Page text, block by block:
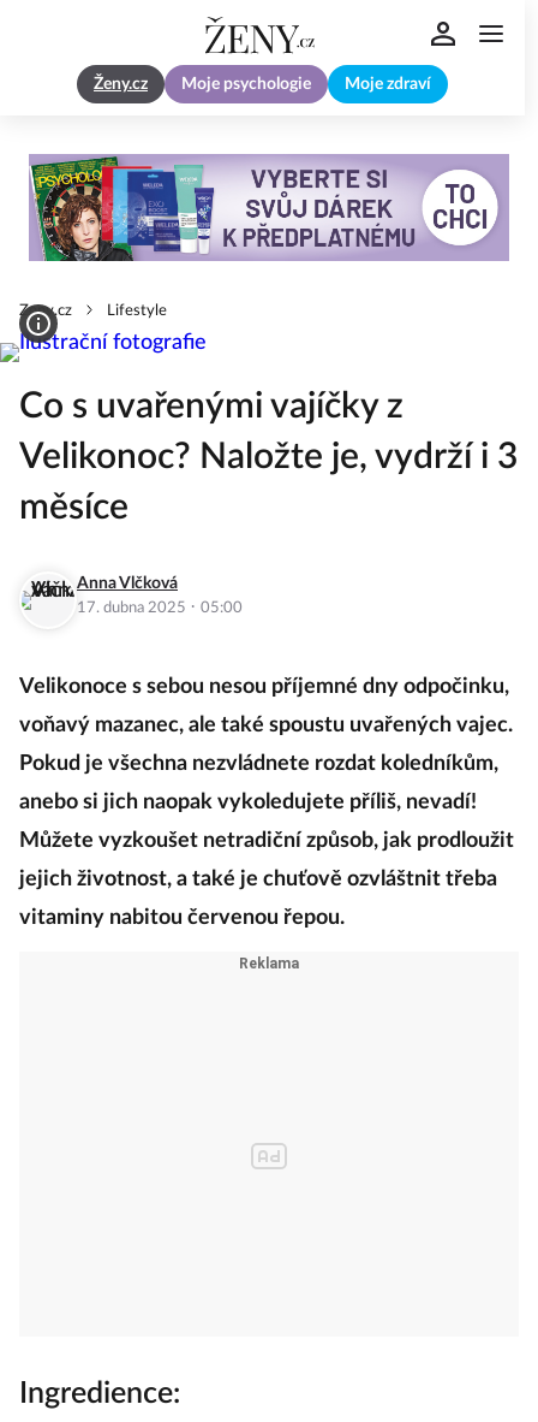
Ženy.cz Moje psychologie Moje zdraví
Zeny.cz Lifestyle
Co s uvařenými vajíčky z
Velikonoc? Naložte je, vydrží i 3
měsíce
Anna Vlčková
17. dubna 2025 · 05:00
Velikonoce s sebou nesou příjemné dny odpočinku,
voňavý mazanec, ale také spoustu uvařených vajec.
Pokud je všechna nezvládnete rozdat koledníkům,
anebo si jich naopak vykoledujete příliš, nevadí!
Můžete vyzkoušet netradiční způsob, jak prodloužit
jejich životnost, a také je chuťově ozvláštnit třeba
vitaminy nabitou červenou řepou.
Ingredience: